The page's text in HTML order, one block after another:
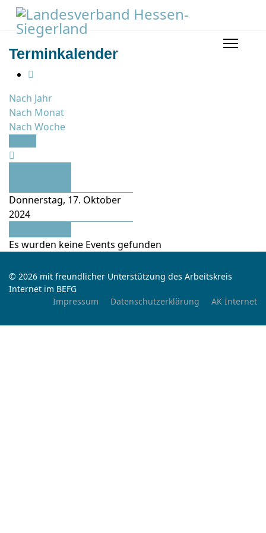
Terminkalender
Nach Jahr
Nach Monat
Nach Woche
Donnerstag, 17. Oktober
2024
Es wurden keine Events gefunden
© 2026 mit freundlicher Unterstützung des Arbeitskreis
Internet im BEFG
Impressum
Datenschutzerklärung AK Internet